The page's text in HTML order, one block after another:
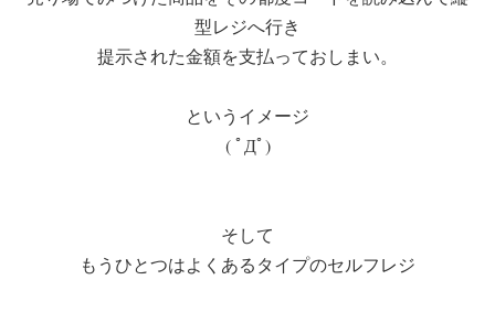
型レジへ行き
提示された金額を支払っておしまい。
というイメージ
( ﾟДﾟ)
そして
もうひとつはよくあるタイプのセルフレジ